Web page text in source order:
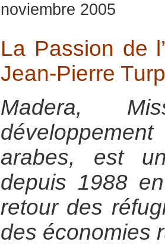
noviembre 2005
La Passion de
Jean-Pierre
Madera,
arabes, est
depuis 1988
retour des
des économies